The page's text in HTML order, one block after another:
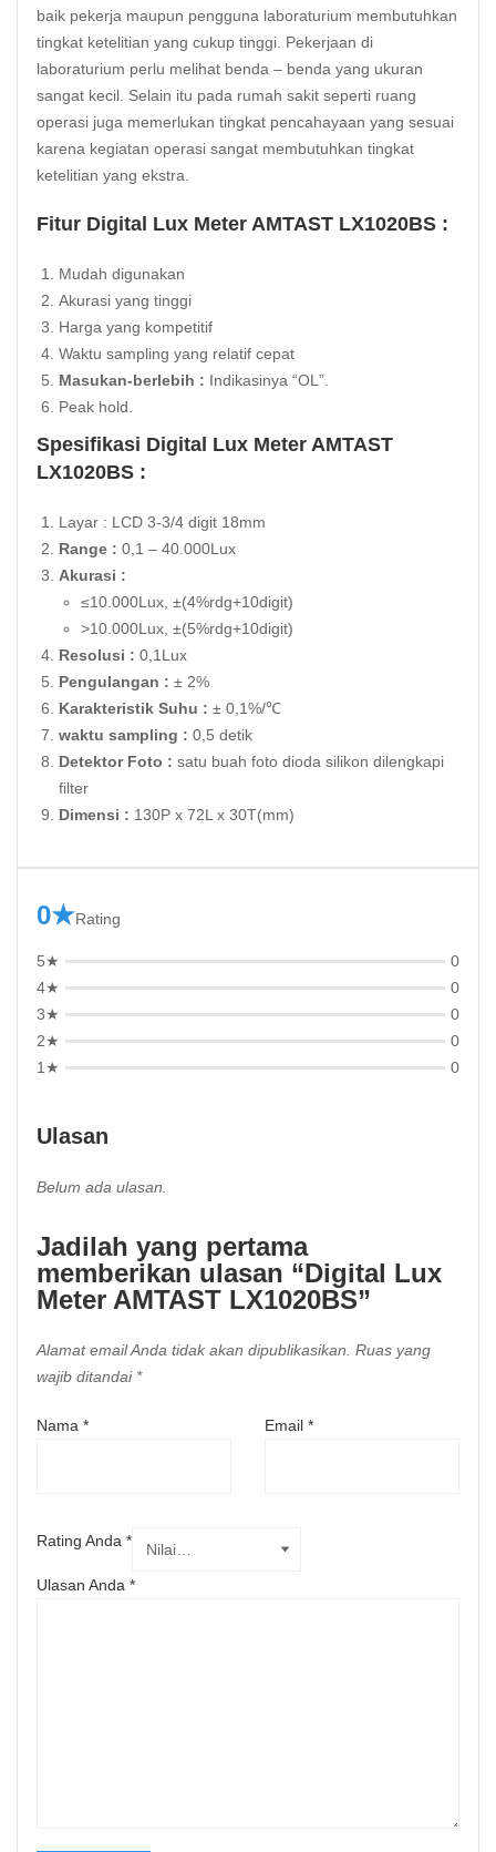
baik pekerja maupun pengguna laboraturium membutuhkan
tingkat ketelitian yang cukup tinggi. Pekerjaan di
laboraturium perlu melihat benda – benda yang ukuran
sangat kecil. Selain itu pada rumah sakit seperti ruang
operasi juga memerlukan tingkat pencahayaan yang sesuai
karena kegiatan operasi sangat membutuhkan tingkat
ketelitian yang ekstra.
Fitur Digital Lux Meter AMTAST LX1020BS :
Mudah digunakan
Akurasi yang tinggi
Harga yang kompetitif
Waktu sampling yang relatif cepat
Masukan-berlebih : Indikasinya “OL”.
Peak hold.
Spesifikasi Digital Lux Meter AMTAST
LX1020BS :
Layar : LCD 3-3/4 digit 18mm
Range : 0,1 – 40.000Lux
Akurasi :
≤10.000Lux, ±(4%rdg+10digit)
>10.000Lux, ±(5%rdg+10digit)
Resolusi : 0,1Lux
Pengulangan : ± 2%
Karakteristik Suhu : ± 0,1%/℃
waktu sampling : 0,5 detik
Detektor Foto : satu buah foto dioda silikon dilengkapi
filter
Dimensi : 130P x 72L x 30T(mm)
0★Rating
5★
0
4★
0
3★
0
2★
0
1★
0
Ulasan
Belum ada ulasan.
Jadilah yang pertama
memberikan ulasan “Digital Lux
Meter AMTAST LX1020BS”
Alamat email Anda tidak akan dipublikasikan. Ruas yang
wajib ditandai *
Nama * Email *
Rating Anda *
Ulasan Anda *